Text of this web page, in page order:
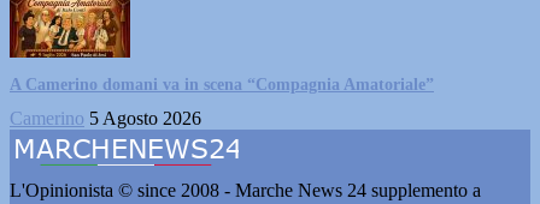
A Camerino domani va in scena “Compagnia Amatoriale”
Camerino 5 Agosto 2026
L'Opinionista © since 2008 - Marche News 24 supplemento a